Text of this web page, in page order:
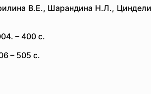
В.Е., Шарандина Н.Л.,
– 400 с.
– 505 с.